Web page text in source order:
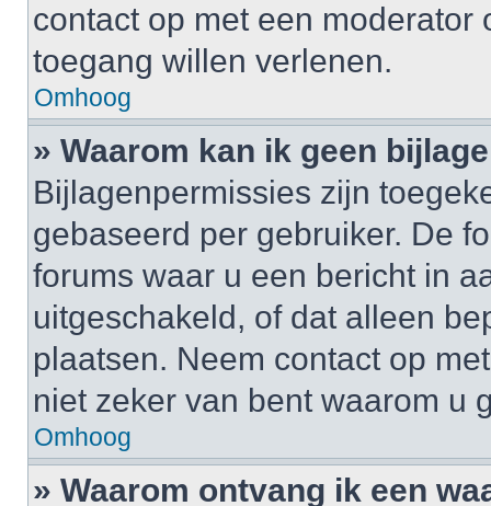
contact op met een
toegang willen verlenen.
Omhoog
» Waarom kan ik geen
Bijlagenpermissies zijn
gebaseerd per gebruiker. De
forums waar u een bericht in
uitgeschakeld, of dat alleen
plaatsen. Neem contact op
niet zeker van bent waarom u
Omhoog
» Waarom ontvang ik een